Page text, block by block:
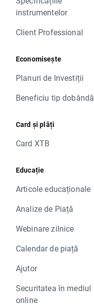
instrumentelor
Client Professional
Economisește
Planuri de Investiții
Beneficiu tip dobândă
Card și plăți
Card XTB
Educație
Articole educaționale
Analize de Piață
Webinare zilnice
Calendar de piață
Ajutor
Securitatea în mediul
online